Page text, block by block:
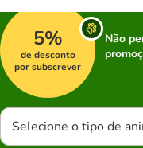
5%
de desconto
por subscrever
Não
Selecione o tipo de